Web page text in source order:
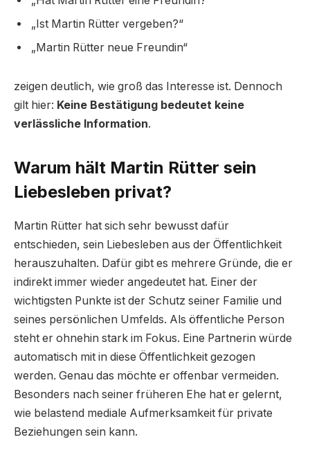
„Ist Martin Rütter vergeben?“
„Martin Rütter neue Freundin“
zeigen deutlich, wie groß das Interesse ist. Dennoch
gilt hier: Keine Bestätigung bedeutet keine
verlässliche Information.
Warum hält Martin Rütter sein
Liebesleben privat?
Martin Rütter hat sich sehr bewusst dafür
entschieden, sein Liebesleben aus der Öffentlichkeit
herauszuhalten. Dafür gibt es mehrere Gründe, die er
indirekt immer wieder angedeutet hat. Einer der
wichtigsten Punkte ist der Schutz seiner Familie und
seines persönlichen Umfelds. Als öffentliche Person
steht er ohnehin stark im Fokus. Eine Partnerin würde
automatisch mit in diese Öffentlichkeit gezogen
werden. Genau das möchte er offenbar vermeiden.
Besonders nach seiner früheren Ehe hat er gelernt,
wie belastend mediale Aufmerksamkeit für private
Beziehungen sein kann.